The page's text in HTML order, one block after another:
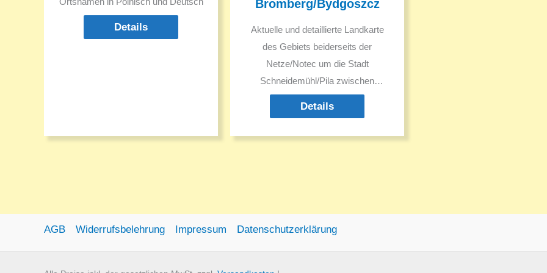
Details
Bromberg/Bydgoszcz
Aktuelle und detaillierte Landkarte
des Gebiets beiderseits der
Netze/Notec um die Stadt
Schneidemühl/Pila zwischen
Kreuz/Krzyż und
Bromberg/Bydgoszcz mit
Details
AGB Widerrufsbelehrung Impressum Datenschutzerklärung